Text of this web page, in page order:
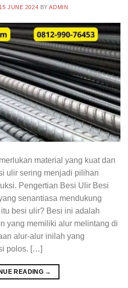
JUNE 2024 BYADMIN
material yang kuat dan
ulir sering menjadi pilihan
Pengertian Besi Ulir Besi
senantiasa mendukung
besi ulir? Besi ini adalah
yang memiliki alur melintang di
alur-alur inilah yang
polos. […]
READING →